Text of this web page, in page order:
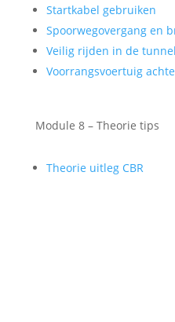
Startkabel gebruiken
Spoorwegovergang en
Veilig rijden in de
Voorrangsvoertuig
Module 8 – Theorie tips
Theorie uitleg CBR